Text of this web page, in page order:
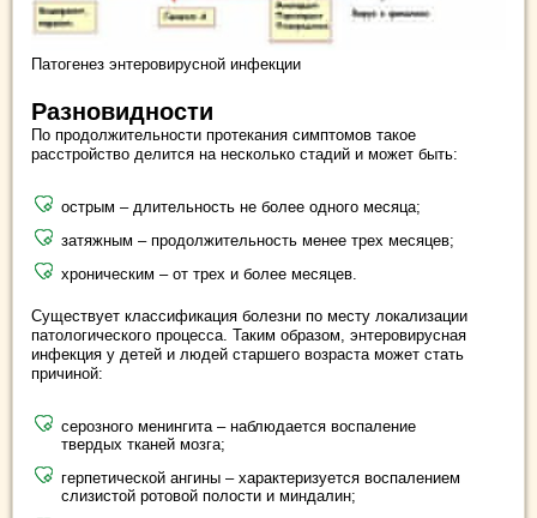
Патогенез энтеровирусной инфекции
Разновидности
По продолжительности протекания симптомов такое
расстройство делится на несколько стадий и может быть:
острым – длительность не более одного месяца;
затяжным – продолжительность менее трех месяцев;
хроническим – от трех и более месяцев.
Существует классификация болезни по месту локализации
патологического процесса. Таким образом, энтеровирусная
инфекция у детей и людей старшего возраста может стать
причиной:
серозного менингита – наблюдается воспаление
твердых тканей мозга;
герпетической ангины – характеризуется воспалением
слизистой ротовой полости и миндалин;